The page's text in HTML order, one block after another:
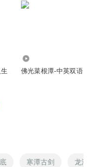
佛光菜根潭-中英双语
寒潭古剑 龙潭